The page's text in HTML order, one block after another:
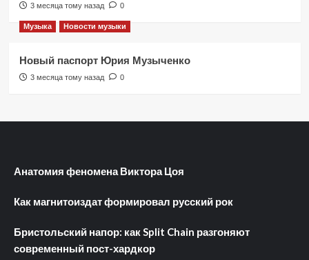
3 месяца тому назад 0
Музыка Новости музыки
Новый паспорт Юрия Музыченко
3 месяца тому назад 0
Анатомия феномена Виктора Цоя
Как магнитоиздат формировал русский рок
Бристольский напор: как Split Chain разгоняют
современный пост-хардкор